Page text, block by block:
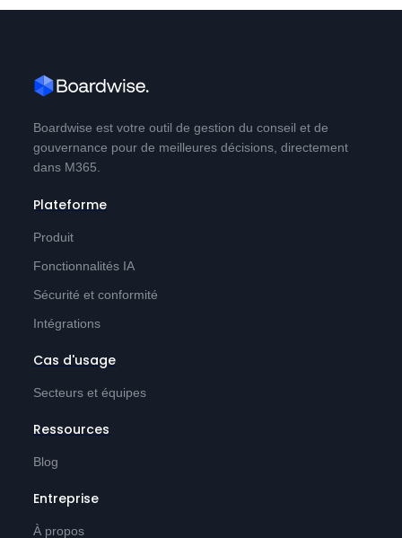
Boardwise est votre outil de gestion du conseil et de
gouvernance pour de meilleures décisions, directement
dans M365.
Plateforme
Produit
Fonctionnalités IA
Sécurité et conformité
Intégrations
Cas d'usage
Secteurs et équipes
Ressources
Blog
Entreprise
À propos